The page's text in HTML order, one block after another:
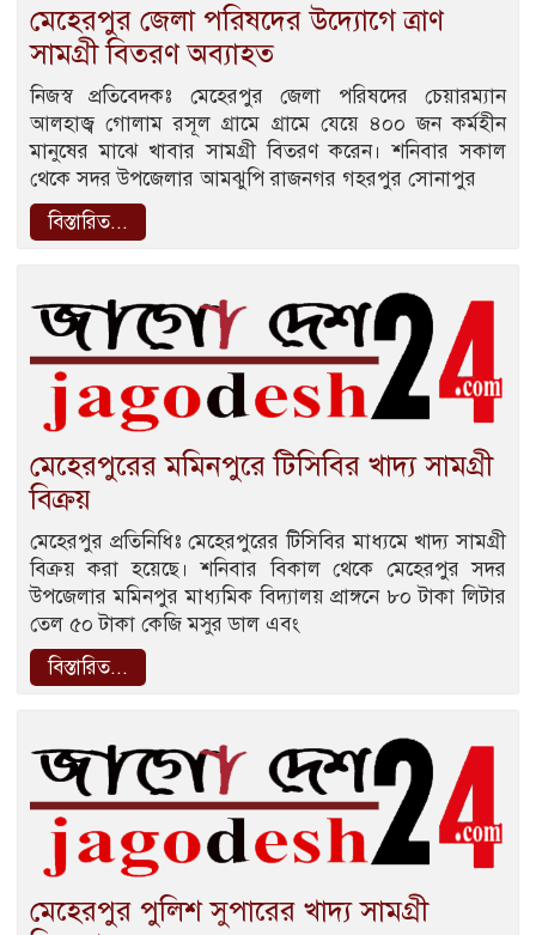
মেহেরপুর জেলা পরিষদের উদ্যোগে ত্রাণ
সামগ্রী বিতরণ অব্যাহত
নিজস্ব প্রতিবেদকঃ মেহেরপুর জেলা পরিষদের চেয়ারম্যান
আলহাজ্ব গোলাম রসূল গ্রামে গ্রামে যেয়ে ৪০০ জন কর্মহীন
মানুষের মাঝে খাবার সামগ্রী বিতরণ করেন। শনিবার সকাল
থেকে সদর উপজেলার আমঝুপি রাজনগর গহরপুর সোনাপুর
বিস্তারিত...
মেহেরপুরের মমিনপুরে টিসিবির খাদ্য সামগ্রী
বিক্রয়
মেহেরপুর প্রতিনিধিঃ মেহেরপুরের টিসিবির মাধ্যমে খাদ্য সামগ্রী
বিক্রয় করা হয়েছে। শনিবার বিকাল থেকে মেহেরপুর সদর
উপজেলার মমিনপুর মাধ্যমিক বিদ্যালয় প্রাঙ্গনে ৮০ টাকা লিটার
তেল ৫০ টাকা কেজি মসুর ডাল এবং
বিস্তারিত...
মেহেরপুর পুলিশ সুপারের খাদ্য সামগ্রী